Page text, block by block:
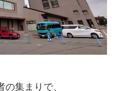
集まりで、